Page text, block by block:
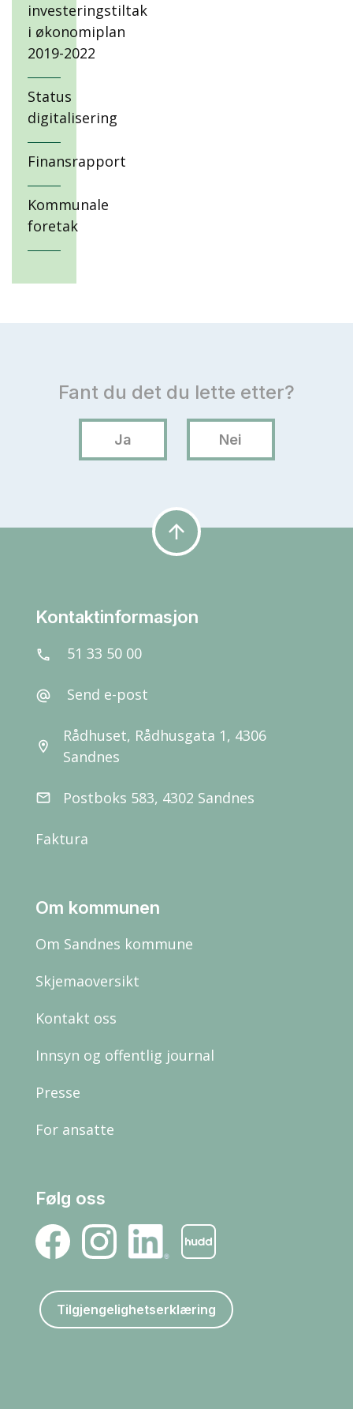
investeringstiltak
i økonomiplan
2019-2022
Status
digitalisering
Finansrapport
Kommunale
foretak
arrow_upward
Kontaktinformasjon
call 51 33 50 00
alternate_email Send e-post
location_on
Rådhuset, Rådhusgata 1, 4306
Sandnes
email Postboks 583, 4302 Sandnes
Faktura
Om kommunen
Om Sandnes kommune
Skjemaoversikt
Kontakt oss
Innsyn og offentlig journal
Presse
For ansatte
Følg oss
Tilgjengelighetserklæring